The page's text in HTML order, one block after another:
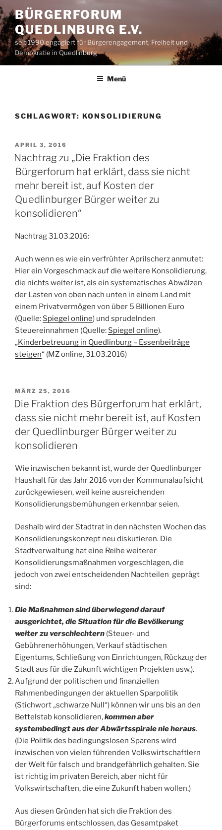
Zum
Inhalt
springen
BÜRGERFORUM
QUEDLINBURG E.V.
seit 1990 engagiert für Bürgerengagement, Freiheit und
Demokratie in Quedlinburg
Menü
SCHLAGWORT: KONSOLIDIERUNG
VERÖFFENTLICHT
AM
APRIL 3, 2016
Nachtrag zu „Die Fraktion des
Bürgerforum hat erklärt, dass sie nicht
mehr bereit ist, auf Kosten der
Quedlinburger Bürger weiter zu
konsolidieren“
Nachtrag 31.03.2016:
Auch wenn es wie ein verfrühter Aprilscherz anmutet:
Hier ein Vorgeschmack auf die weitere Konsolidierung,
die nichts weiter ist, als ein systematisches Abwälzen
der Lasten von oben nach unten in einem Land mit
einem Privatvermögen von über 5 Billionen Euro
(Quelle: Spiegel online) und sprudelnden
Steuereinnahmen (Quelle: Spiegel online).
„Kinderbetreuung in Quedlinburg – Essenbeiträge
steigen“ (MZ online, 31.03.2016)
VERÖFFENTLICHT
AM
MÄRZ 25, 2016
Die Fraktion des Bürgerforum hat erklärt,
dass sie nicht mehr bereit ist, auf Kosten
der Quedlinburger Bürger weiter zu
konsolidieren
Wie inzwischen bekannt ist, wurde der Quedlinburger
Haushalt für das Jahr 2016 von der Kommunalaufsicht
zurückgewiesen, weil keine ausreichenden
Konsolidierungsbemühungen erkennbar seien.
Deshalb wird der Stadtrat in den nächsten Wochen das
Konsolidierungskonzept neu diskutieren. Die
Stadtverwaltung hat eine Reihe weiterer
Konsolidierungsmaßnahmen vorgeschlagen, die
jedoch von zwei entscheidenden Nachteilen geprägt
sind:
Die Maßnahmen sind überwiegend darauf
ausgerichtet, die Situation für die Bevölkerung
weiter zu verschlechtern (Steuer- und
Gebührenerhöhungen, Verkauf städtischen
Eigentums, Schließung von Einrichtungen, Rückzug der
Stadt aus für die Zukunft wichtigen Projekten usw.).
Aufgrund der politischen und finanziellen
Rahmenbedingungen der aktuellen Sparpolitik
(Stichwort „schwarze Null“) können wir uns bis an den
Bettelstab konsolidieren,kommen aber
systembedingt aus der Abwärtsspirale nie heraus.
(Die Politik des bedingungslosen Sparens wird
inzwischen von vielen führenden Volkswirtschaftlern
der Welt für falsch und brandgefährlich gehalten. Sie
ist richtig im privaten Bereich, aber nicht für
Volkswirtschaften, die eine Zukunft haben wollen.)
Aus diesen Gründen hat sich die Fraktion des
Bürgerforums entschlossen, das Gesamtpaket